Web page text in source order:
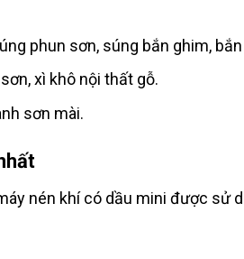
phun sơn, súng bắn ghim,
xì khô nội thất gỗ.
sơn mài.
nén khí có dầu mini được sử